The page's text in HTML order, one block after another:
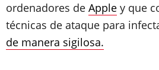
ordenadores de Apple y que
técnicas de ataque para
de manera sigilosa.